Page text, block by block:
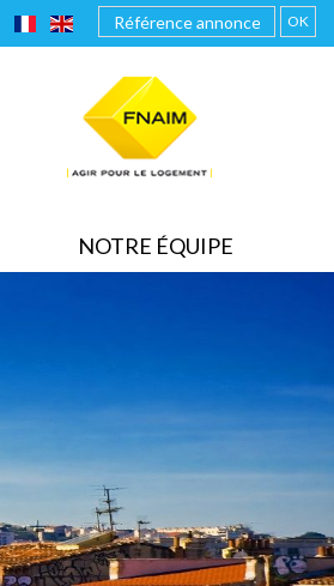
FRANÇAISENGLISH OK
NOTRE ÉQUIPE